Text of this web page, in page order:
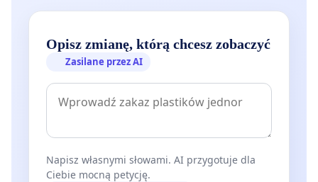
Opisz zmianę, którą chcesz zobaczyć
Zasilane przez AI
Napisz własnymi słowami. AI przygotuje dla
Ciebie mocną petycję.